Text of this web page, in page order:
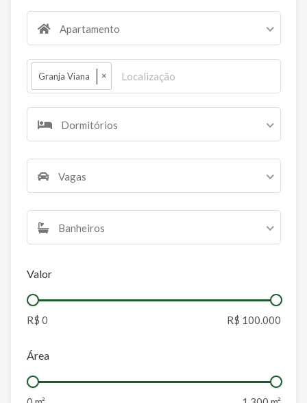
Apartamento
Granja Viana ×
Dormitórios
Vagas
Banheiros
Valor
Área